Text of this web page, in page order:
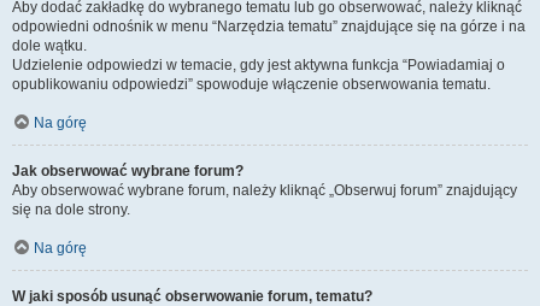
Aby dodać zakładkę do wybranego tematu lub go obserwować, należy kliknąć
odpowiedni odnośnik w menu “Narzędzia tematu” znajdujące się na górze i na
dole wątku.
Udzielenie odpowiedzi w temacie, gdy jest aktywna funkcja “Powiadamiaj o
opublikowaniu odpowiedzi” spowoduje włączenie obserwowania tematu.
Na górę
Jak obserwować wybrane forum?
Aby obserwować wybrane forum, należy kliknąć „Obserwuj forum” znajdujący
się na dole strony.
Na górę
W jaki sposób usunąć obserwowanie forum, tematu?